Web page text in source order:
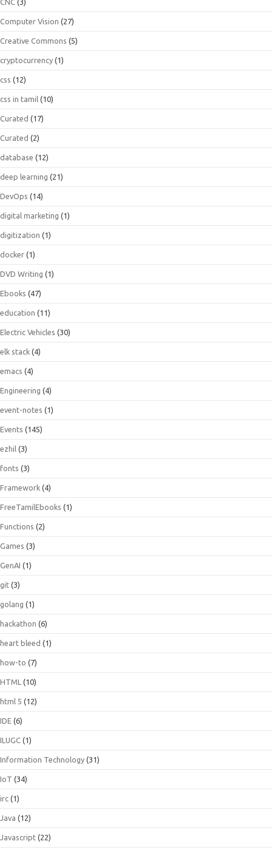
CNC (3)
Computer Vision (27)
Creative Commons (5)
cryptocurrency (1)
css (12)
css in tamil (10)
Curated (17)
Curated (2)
database (12)
deep learning (21)
DevOps (14)
digital marketing (1)
digitization (1)
docker (1)
DVD Writing (1)
Ebooks (47)
education (11)
Electric Vehicles (30)
elk stack (4)
emacs (4)
Engineering (4)
event-notes (1)
Events (145)
ezhil (3)
fonts (3)
Framework (4)
FreeTamilEbooks (1)
Functions (2)
Games (3)
GenAI (1)
git (3)
golang (1)
hackathon (6)
heart bleed (1)
how-to (7)
HTML (10)
html 5 (12)
IDE (6)
ILUGC (1)
Information Technology (31)
IoT (34)
irc (1)
Java (12)
Javascript (22)